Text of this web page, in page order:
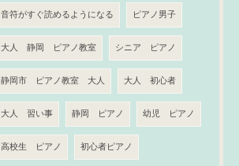
音符がすぐ読めるようになる ピアノ男子
大人 静岡 ピアノ教室 シニア ピアノ
静岡市 ピアノ教室 大人 大人 初心者
大人 習い事 静岡 ピアノ 幼児 ピアノ
高校生 ピアノ 初心者ピアノ